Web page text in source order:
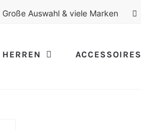
Große Auswahl & viele Marken
HERREN ACCESSOIRES